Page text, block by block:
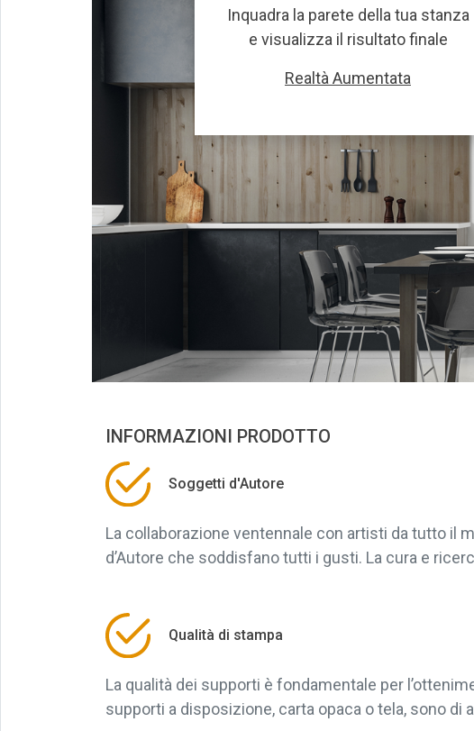
Inquadra la parete della tua stanza
e visualizza il risultato finale
Realtà Aumentata
INFORMAZIONI PRODOTTO
Soggetti d'Autore
La collaborazione ventennale con artisti da tutto il
d’Autore che soddisfano tutti i gusti. La cura e
Qualità di stampa
La qualità dei supporti è fondamentale per
supporti a disposizione, carta opaca o tela, sono di